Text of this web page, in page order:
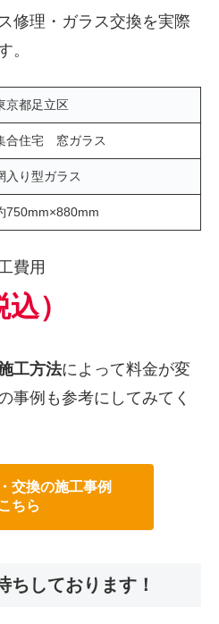
修理・ガラス交換を実際
。
京都足立区
合住宅 窓ガラス
入り型ガラス
750mm×880mm
費用
）
工方法によって料金が変
事例も参考にしてみてく
交換の施工事例
ちら
ちしております！